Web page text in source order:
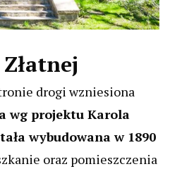
drogi wzniesiona
wg projektu Karola
wybudowana w 1890
oraz pomieszczenia